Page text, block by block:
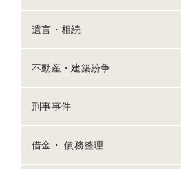
遺言・相続
不動産・建築紛争
刑事事件
借金・ 債務整理